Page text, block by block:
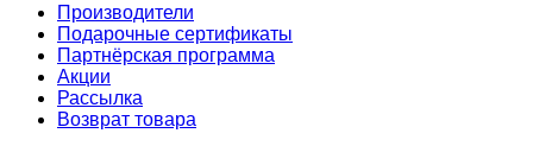
Производители
Подарочные сертификаты
Партнёрская программа
Акции
Рассылка
Возврат товара